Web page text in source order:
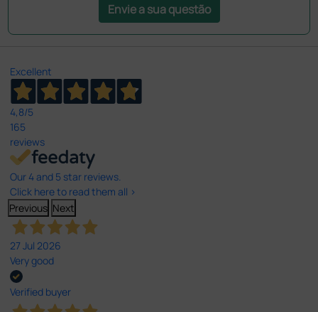
Envie a sua questão
Excellent
4,8/5
165
reviews
Our 4 and 5 star reviews.
Click here to read them all >
Previous Next
27 Jul 2026
Very good
Verified buyer